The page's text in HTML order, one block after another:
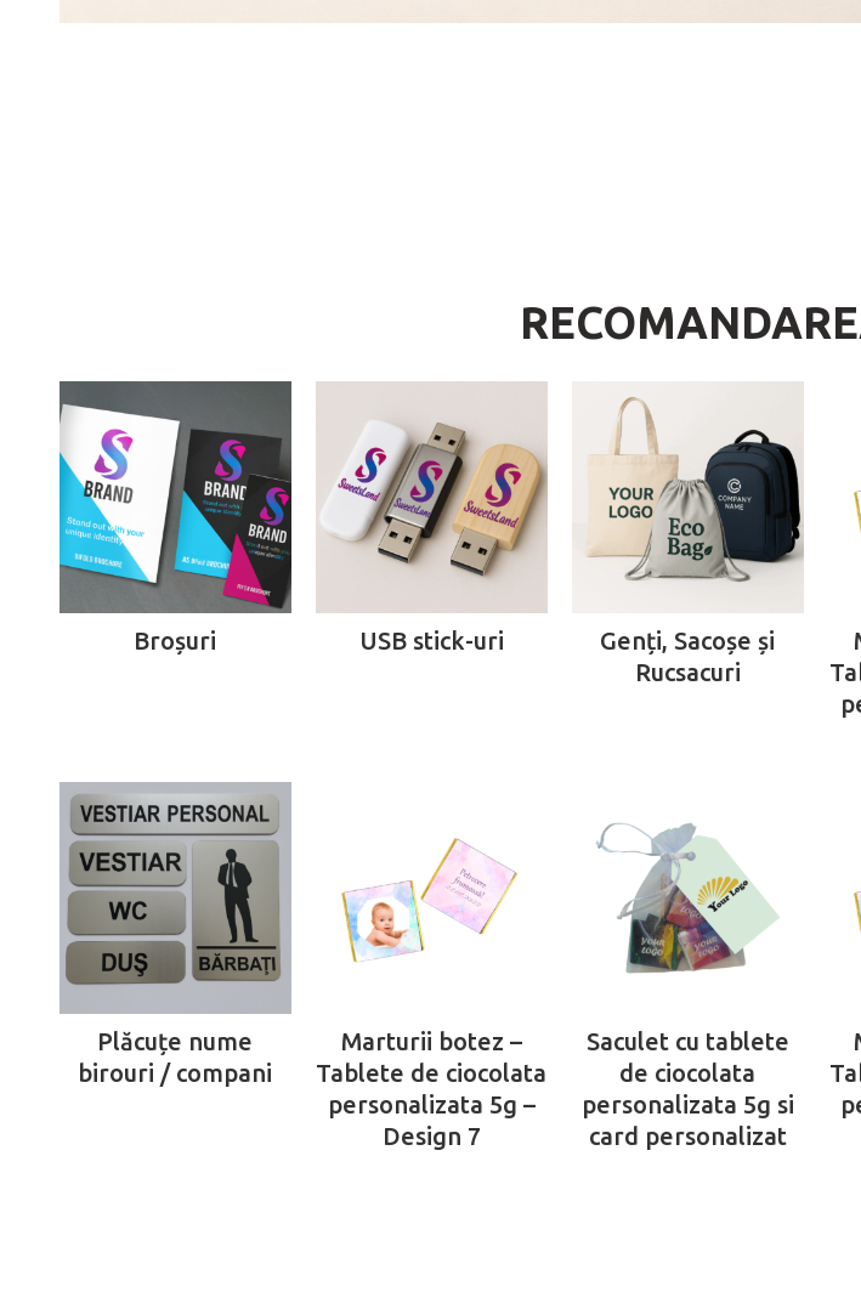
Broșuri USB stick-uri
Genți, Sacoșe și
Rucsacuri
Plăcuțe nume
birouri / compani
Marturii botez –
Tablete de ciocolata
personalizata 5g –
Design 7
Saculet cu tablete
de ciocolata
personalizata 5g si
card personalizat